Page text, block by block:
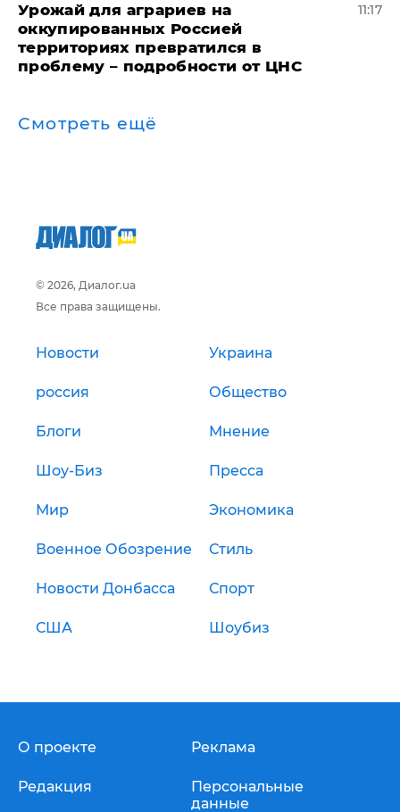
Урожай для аграриев на
оккупированных Россией
территориях превратился в
проблему – подробности от ЦНС
11:17
Смотреть ещё
© 2026, Диалог.ua
Все права защищены.
Новости Украина
россия Общество
Блоги Мнение
Шоу-Биз Пресса
Мир Экономика
Военное Обозрение Стиль
Новости Донбасса Спорт
США Шоубиз
О проекте
Редакция
Реклама
Персональные
данные